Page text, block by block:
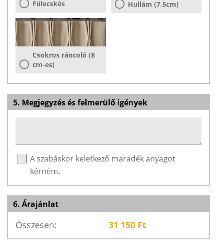
Fülecskés Hullám (7,5cm)
Csokros ráncoló (8
cm-es)
5. Megjegyzés és felmerülő igények
A szabáskor keletkező maradék anyagot
kérném.
6. Árajánlat
Összesen: 31 150 Ft